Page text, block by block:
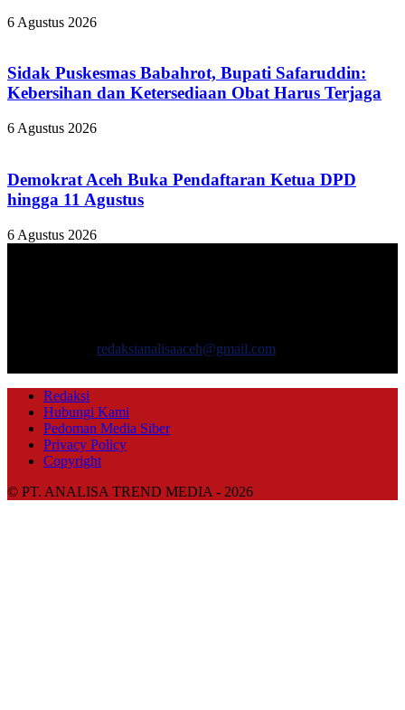
6 Agustus 2026
Sidak Puskesmas Babahrot, Bupati Safaruddin:
Kebersihan dan Ketersediaan Obat Harus Terjaga
6 Agustus 2026
Demokrat Aceh Buka Pendaftaran Ketua DPD
hingga 11 Agustus
6 Agustus 2026
redaksianalisaaceh@gmail.com
Redaksi
Hubungi Kami
Pedoman Media Siber
Privacy Policy
Copyright
© PT. ANALISA TREND MEDIA - 2026